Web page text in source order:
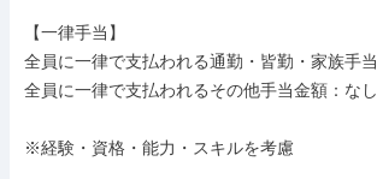
【一律手当】
全員に一律で支払われる通勤・皆勤・家族手
全員に一律で支払われるその他手当金額：なし
※経験・資格・能力・スキルを考慮